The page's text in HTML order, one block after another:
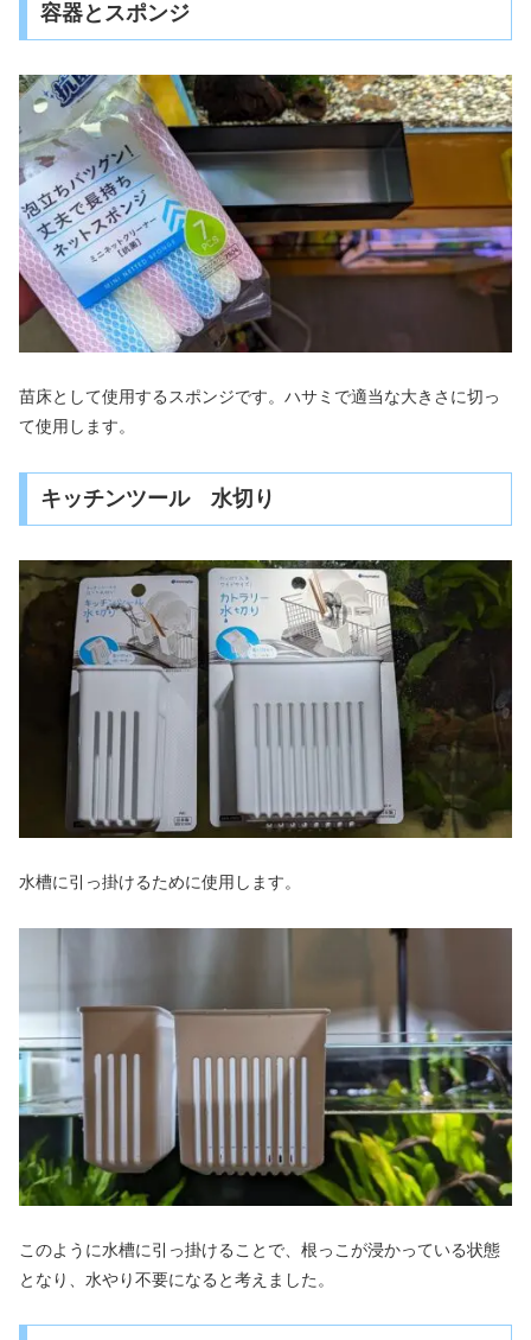
容器とスポンジ
苗床として使用するスポンジです。ハサミで適当な大きさに切っ
て使用します。
キッチンツール 水切り
水槽に引っ掛けるために使用します。
このように水槽に引っ掛けることで、根っこが浸かっている状態
となり、水やり不要になると考えました。